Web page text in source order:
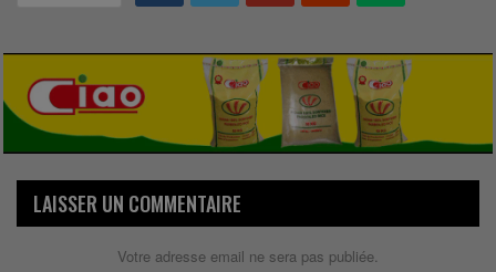
LAISSER UN COMMENTAIRE
Votre adresse email ne sera pas publiée.